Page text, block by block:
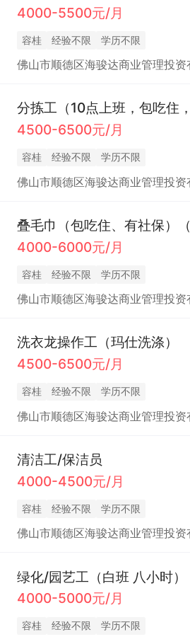
4000-5500元/月
容桂 经验不限 学历不限
佛山市顺德区海骏达商业管理投资
4500-6500元/月
容桂 经验不限 学历不限
佛山市顺德区海骏达商业管理投资
叠毛巾（包吃住、有社保）（
4000-6000元/月
容桂 经验不限 学历不限
佛山市顺德区海骏达商业管理投资
洗衣龙操作工（玛仕洗涤）
4500-6500元/月
容桂 经验不限 学历不限
佛山市顺德区海骏达商业管理投资
清洁工/保洁员
4000-4500元/月
容桂 经验不限 学历不限
佛山市顺德区海骏达商业管理投资
绿化/园艺工（白班 八小时）
4000-5000元/月
容桂 经验不限 学历不限